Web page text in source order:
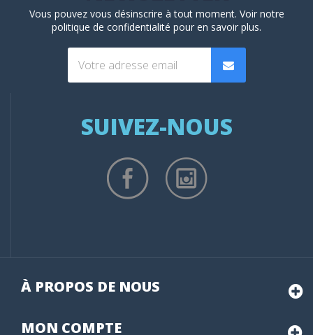
Vous pouvez vous désinscrire à tout moment. Voir notre
politique de confidentialité pour en savoir plus.
SUIVEZ-NOUS
À PROPOS DE NOUS
MON COMPTE